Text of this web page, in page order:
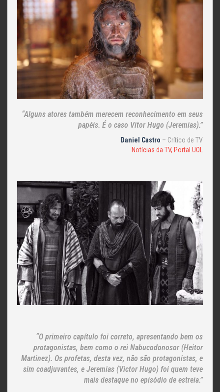
“Alguns atores também merecem reconhecimento em seus
papéis. É o caso Vitor Hugo (Jeremias).”
Daniel Castro – Crítico de TV
Notícias da TV, Portal UOL
“O primeiro capítulo foi correto, apresentando bem os
protagonistas, bem como o rei Nabucodonosor (Heitor
Martinez). Os profetas, desta vez, não são protagonistas, e
sim coadjuvantes, e Jeremias (Victor Hugo) foi quem teve
mais destaque no episódio de estreia.”